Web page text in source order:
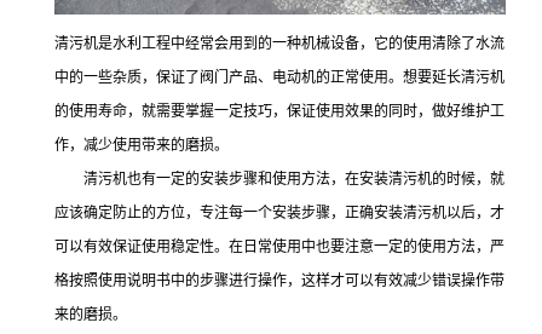
清污机是水利工程中经常会用到的一种机械设备，它的使用清除了水流
中的一些杂质，保证了阀门产品、电动机的正常使用。想要延长清污机
的使用寿命，就需要掌握一定技巧，保证使用效果的同时，做好维护工
作，减少使用带来的磨损。
清污机也有一定的安装步骤和使用方法，在安装清污机的时候，就
应该确定防止的方位，专注每一个安装步骤，正确安装清污机以后，才
可以有效保证使用稳定性。在日常使用中也要注意一定的使用方法，严
格按照使用说明书中的步骤进行操作，这样才可以有效减少错误操作带
来的磨损。